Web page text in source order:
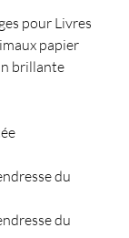
pour Livres
papier
brillante
du
du